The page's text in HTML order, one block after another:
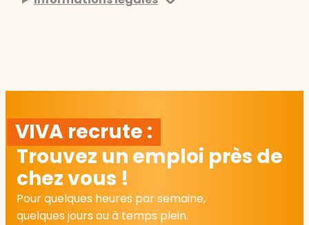
VIVA recrute :
Trouvez un emploi près de
chez vous !
Pour quelques heures par semaine,
quelques jours ou à temps plein.